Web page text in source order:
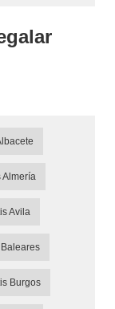
Almería
Avila
Burgos